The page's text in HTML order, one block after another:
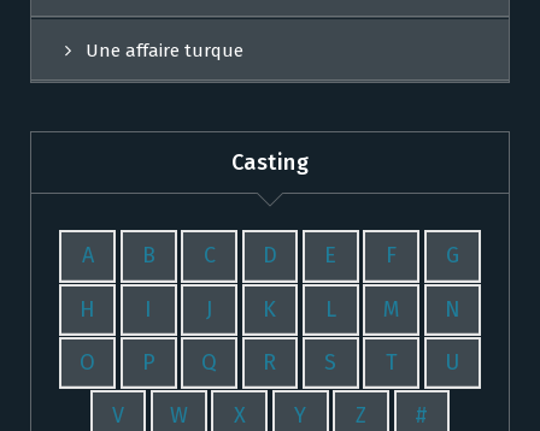
Une affaire turque
Casting
A B C D E F G
H I J K L M N
O P Q R S T U
V W X Y Z #